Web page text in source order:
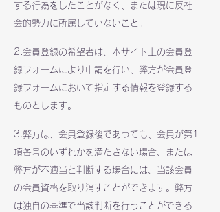
する行為をしたことがなく、または現に反社
会的勢力に所属していないこと。
2.会員登録の希望者は、本サイト上の会員登
録フォームにより申請を行い、弊方が会員登
録フォームにおいて指定する情報を登録する
ものとします。
3.弊方は、会員登録後であっても、会員が第1
項各号のいずれかを満たさない場合、または
弊方が不適当と判断する場合には、当該会員
の会員資格を取り消すことができます。弊方
は独自の基準で当該判断を行うことができる